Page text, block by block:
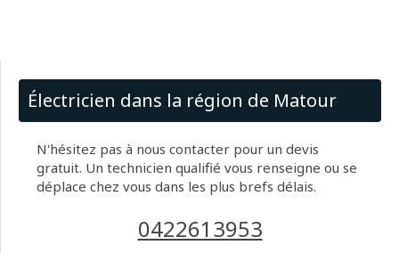
Électricien dans la région de Matour
N'hésitez pas à nous contacter pour un devis
gratuit. Un technicien qualifié vous renseigne ou se
déplace chez vous dans les plus brefs délais.
0422613953